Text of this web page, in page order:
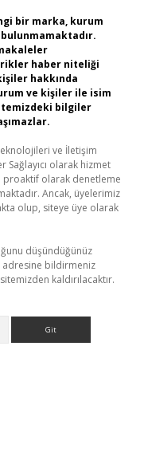
bir marka, kurum
haber niteliği
hakkında
ve kişiler ile isim
bilgiler
ve İletişim
Sağlayıcı olarak hizmet
proaktif olarak denetleme
Ancak, üyelerimiz
olup, siteye üye olarak
düşündüğünüz
adresine bildirmeniz
kaldırılacaktır.